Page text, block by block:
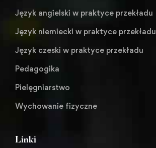
Język angielski w praktyce przekładu
Język niemiecki w praktyce przekładu
Język czeski w praktyce przekładu
Pedagogika
Pielęgniarstwo
Wychowanie fizyczne
Linki